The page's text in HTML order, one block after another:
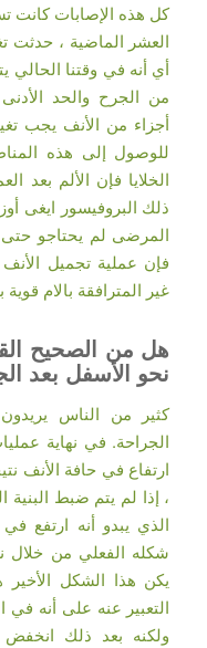
كل هذه الإصابات كانت
العشر الماضية ، حدثت
أي أنه في وقتنا الحالي
من الجرح والحد
أجزاء من الأنف يجب
للوصول إلى هذه
الخلايا فإن الألم بعد
ذلك البروفيسور ايغى
المرضى لم يحتاجو حتى
فإن عملية تجميل
غير المترافقة بالام قوية
هل من الصحيح
نحو الأسفل بعد
كثير من الناس
الجراحة. في نهاية
ارتفاع في حافة الأنف
، إذا لم يتم ضبط
الذي يبدو أنه ارتفع
شكله الفعلي من خلال
يكن هذا الشكل
التعبير عنه على أنه في
ولكنه بعد ذلك